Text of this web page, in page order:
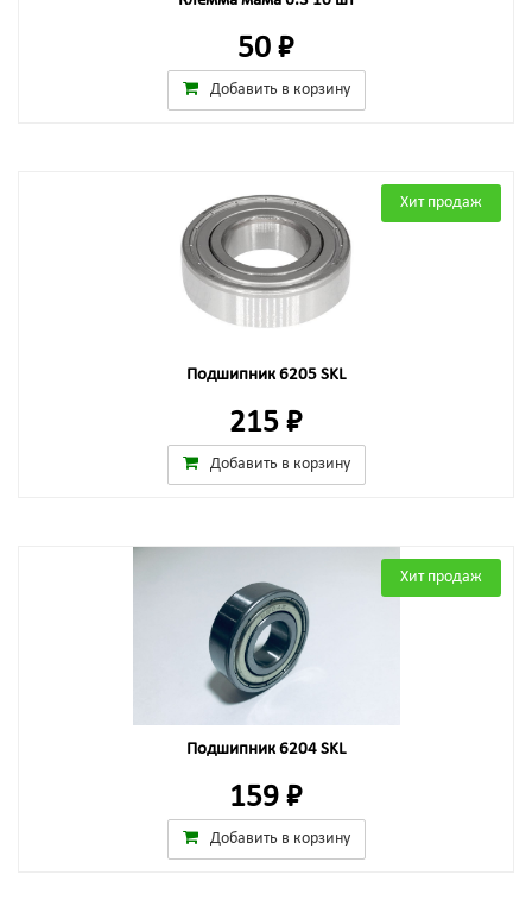
50 ₽
Добавить в корзину
Хит продаж
Подшипник 6205 SKL
215 ₽
Добавить в корзину
Хит продаж
Подшипник 6204 SKL
159 ₽
Добавить в корзину